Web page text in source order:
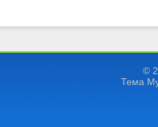
©
Тема